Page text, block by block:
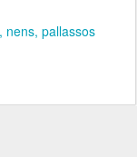
nens pallassos